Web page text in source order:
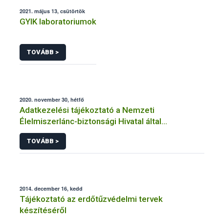
2021. május 13, csütörtök
GYIK laboratoriumok
TOVÁBB >
2020. november 30, hétfő
Adatkezelési tájékoztató a Nemzeti
Élelmiszerlánc-biztonsági Hivatal által
üzemeltetett élelmiszerlánc-felügyeleti
információs rendszerhez (FELIR) kapcsolódó
adatkezeléséhez
TOVÁBB >
2014. december 16, kedd
Tájékoztató az erdőtűzvédelmi tervek
készítéséről